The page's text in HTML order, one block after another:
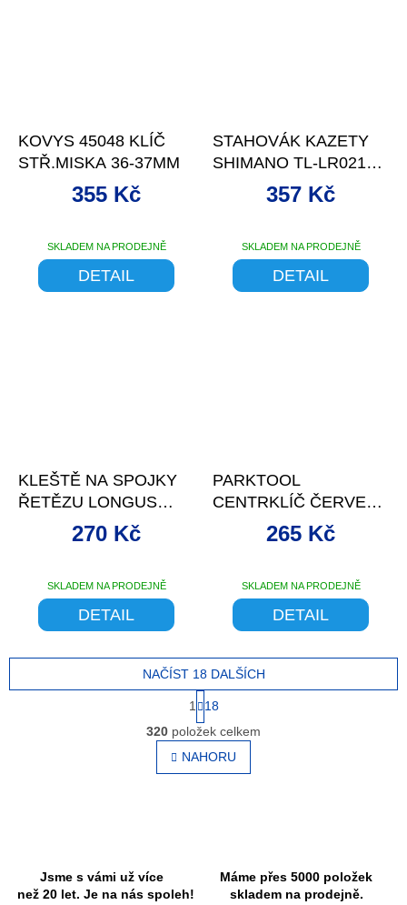
KOVYS 45048 KLÍČ
STŘ.MISKA 36-37MM
SKLADEM NA PRODEJNĚ
355 Kč
DETAIL
STAHOVÁK KAZETY
SHIMANO TL-LR021
12TI PRO 9-45Z
SKLADEM NA PRODEJNĚ
357 Kč
DETAIL
KLEŠTĚ NA SPOJKY
ŘETĚZU LONGUS
CONNECT 2V1
SKLADEM NA PRODEJNĚ
270 Kč
DETAIL
PARKTOOL
CENTRKLÍČ ČERVENÝ
SKLADEM NA PRODEJNĚ
265 Kč
DETAIL
O
v
l
á
NAČÍST 18 DALŠÍCH
t
r
á
n
k
1
18
320 položek celkem
NAHORU
Jsme s vámi už více
než 20 let. Je na nás spoleh!
Máme přes 5000 položek
skladem na prodejně.